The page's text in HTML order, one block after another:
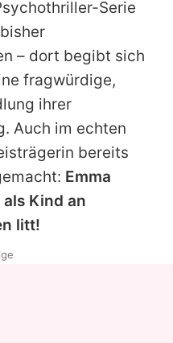
Serie
– dort begibt sich
fragwürdige,
ihrer
Auch im echten
bereits
Emma
Kind an
litt!